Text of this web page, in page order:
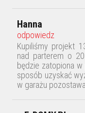
Hanna
odpowiedz
Kupiliśmy projekt
nad parterem o
będzie zatopiona
sposób uzyskać
w garażu